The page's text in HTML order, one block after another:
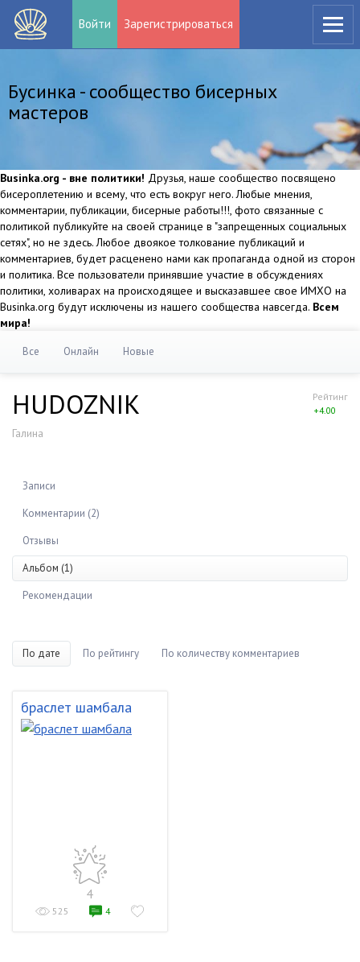
Войти Зарегистрироваться
Бусинка - сообщество бисерных
мастеров
Businka.org - вне политики! Друзья, наше сообщество посвящено
бисероплетению и всему, что есть вокруг него. Любые мнения,
комментарии, публикации, бисерные работы!!!, фото связанные с
политикой публикуйте на своей странице в "запрещенных социальных
сетях", но не здесь. Любое двоякое толкование публикаций и
комментариев, будет расценено нами как пропаганда одной из сторон
и политика. Все пользователи принявшие участие в обсуждениях
политики, холиварах на происходящее и высказавшее свое ИМХО на
Businka.org будут исключены из нашего сообщества навсегда. Всем
мира!
Все Онлайн Новые
Рейтинг
+4.00
HUDOZNIK
Галина
Записи
Комментарии (2)
Отзывы
Альбом (1)
Рекомендации
По дате По рейтингу По количеству комментариев
браслет шамбала
4
525 4